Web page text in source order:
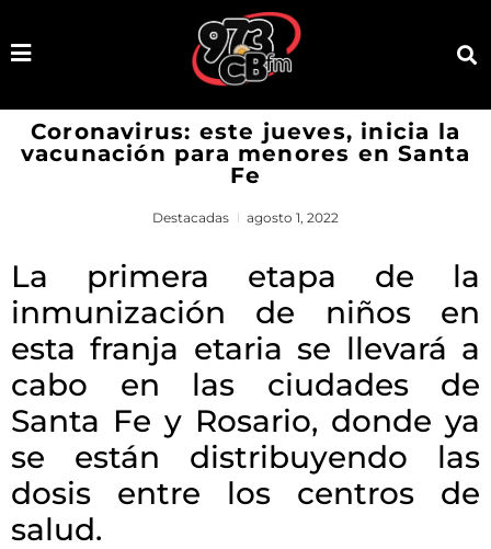
Coronavirus: este jueves, inicia la
vacunación para menores en Santa
Fe
Destacadas agosto 1, 2022
La primera etapa de la
inmunización de niños en
esta franja etaria se llevará a
cabo en las ciudades de
Santa Fe y Rosario, donde ya
se están distribuyendo las
dosis entre los centros de
salud.